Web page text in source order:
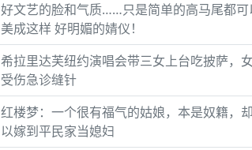
好文艺的脸和气质……只是简单的高马尾都可
美成这样 好明媚的婧仪！
希拉里达芙纽约演唱会带三女上台吃披萨，
受伤急诊缝针
红楼梦：一个很有福气的姑娘，本是奴籍，
以嫁到平民家当媳妇